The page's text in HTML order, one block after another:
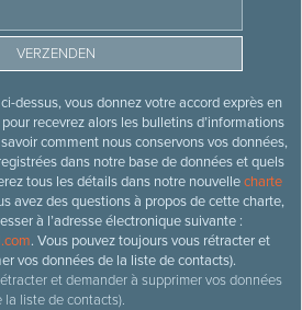
dessus, vous donnez votre accord exprès en
recevrez alors les bulletins d’informations
comment nous conservons vos données,
dans notre base de données et quels
tous les détails dans notre nouvellecharte
avez des questions à propos de cette charte,
à l’adresse électronique suivante :
. Vous pouvez toujours vous rétracter et
vos données de la liste de contacts).
et demander à supprimer vos données
la liste de contacts).